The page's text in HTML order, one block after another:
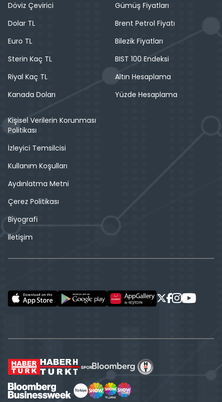
Döviz Çevirici
Dolar TL
Euro TL
Sterin Kaç TL
Riyal Kaç TL
Kanada Doları
Gümüş Fiyatları
Brent Petrol Fiyatı
Bilezik Fiyatları
BIST 100 Endeksi
Altın Hesaplama
Yüzde Hesaplama
Kişisel Verilerin Korunması
Politikası
İzleyici Temsilcisi
Kullanım Koşulları
Aydınlatma Metni
Çerez Politikası
Biyografi
İletişim